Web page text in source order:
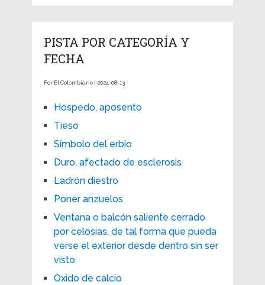
PISTA POR CATEGORÍA Y
FECHA
For El Colombiano | 2024-08-13
Hospedo, aposento
Tieso
Símbolo del erbio
Duro, afectado de esclerosis
Ladrón diestro
Poner anzuelos
Ventana o balcón saliente cerrado
por celosías, de tal forma que pueda
verse el exterior desde dentro sin ser
visto
Oxido de calcio